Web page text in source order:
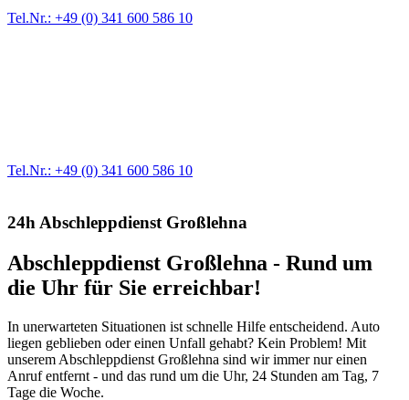
Tel.Nr.: +49 (0) 341 600 586 10
Tel.Nr.: +49 (0) 341 600 586 10
24h Abschleppdienst Großlehna
Abschleppdienst Großlehna - Rund um
die Uhr für Sie erreichbar!
In unerwarteten Situationen ist schnelle Hilfe entscheidend. Auto
liegen geblieben oder einen Unfall gehabt? Kein Problem! Mit
unserem Abschleppdienst Großlehna sind wir immer nur einen
Anruf entfernt - und das rund um die Uhr, 24 Stunden am Tag, 7
Tage die Woche.